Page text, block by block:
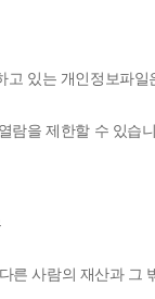
있는 개인정보파
람을 제한할 수 있습
른 사람의 재산과 그